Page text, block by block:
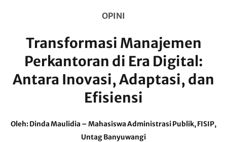
OPINI
Transformasi Manajemen
Perkantoran di Era Digital:
Antara Inovasi, Adaptasi, dan
Efisiensi
Oleh: Dinda Maulidia – Mahasiswa Administrasi Publik, FISIP,
Untag Banyuwangi